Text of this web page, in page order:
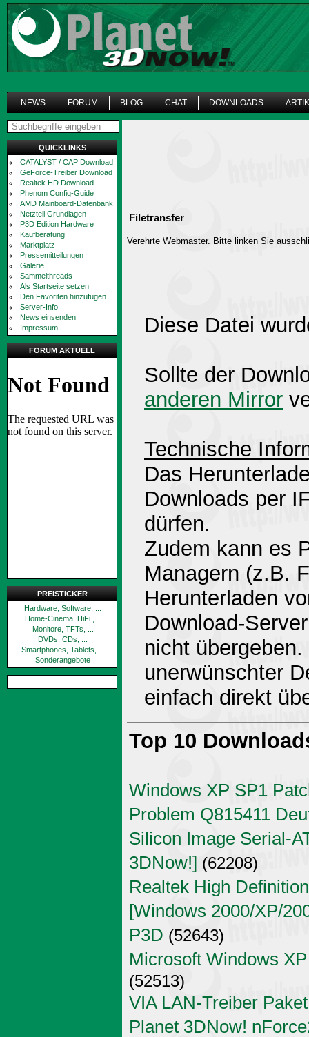
NEWS FORUM BLOG CHAT DOWNLOADS
QUICKLINKS
CATALYST / CAP Download
GeForce-Treiber Download
Realtek HD Download
Phenom Config-Guide
AMD Mainboard-Datenbank
Netzteil Grundlagen
P3D Edition Hardware
Kaufberatung
Marktplatz
Pressemitteilungen
Galerie
Sammelthreads
Als Startseite setzen
Den Favoriten hinzufügen
Server-Info
News einsenden
Impressum
FORUM AKTUELL
PREISTICKER
Hardware, Software, ...
Home-Cinema, HiFi ,...
Monitore, TFTs, ...
DVDs, CDs, ...
Smartphones, Tablets, ...
Sonderangebote
Filetransfer
Verehrte Webmaster. Bitte linken Sie
Diese Datei
Sollte der
anderen Mirror
Technische
Das
Downloads per
dürfen.
Zudem kann es
Managern (z.B.
Herunterladen
Download-
nicht
unerwünschter
einfach direkt
Top 10
Windows XP SP1
Problem Q815411
Silicon Image Serial-
3DNow!] (62208)
Realtek High
[Windows 2000/XP/
P3D (52643)
Microsoft Windows
(52513)
VIA LAN-Treiber
Planet 3DNow!